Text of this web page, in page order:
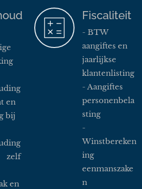
en
bij
en
Fiscaliteit
- BTW
aangiftes en
jaarlijkse
klantenlisting
- Aangiftes
personenbela
sting
-
Winstbereken
ing
eenmanszake
n